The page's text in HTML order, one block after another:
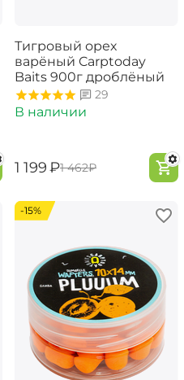
Тигровый орех
варёный Carptoday
Baits 900г дроблёный
29
В наличии
‍1 199‍₽‍1 462‍₽
-15%